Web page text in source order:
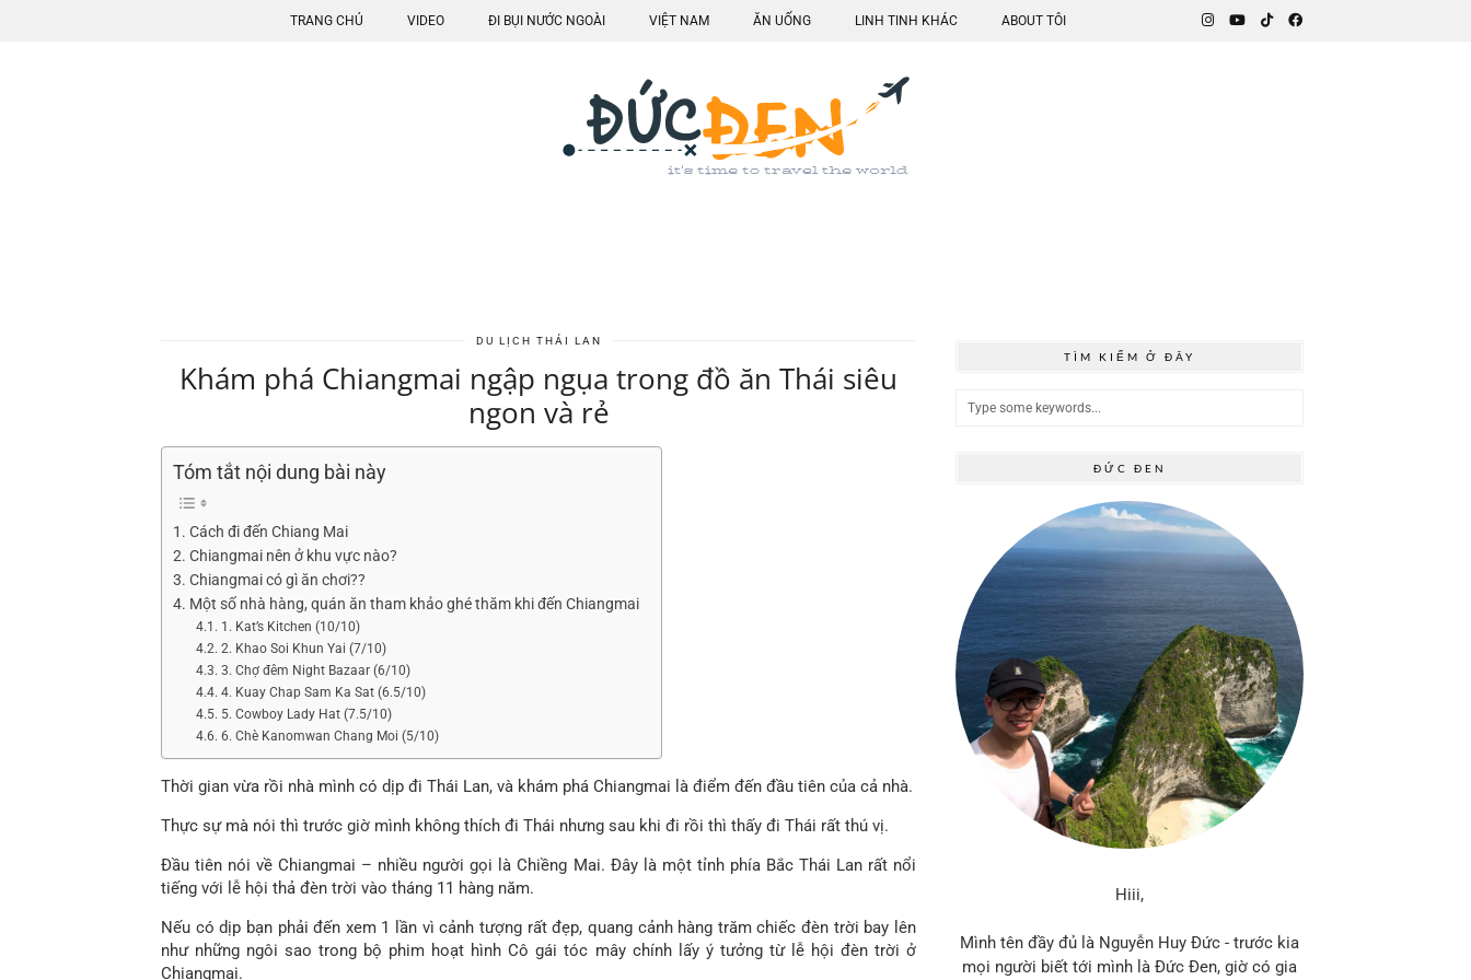
TRANG CHỦ VIDEO ĐI BỤI NƯỚC NGOÀI VIỆT NAM ĂN UỐNG LINH TINH KHÁC ABOUT TÔI
DU LỊCH THÁI LAN
Khám phá Chiangmai ngập ngụa trong đồ ăn Thái siêu
ngon và rẻ
Tóm tắt nội dung bài này
Cách đi đến Chiang Mai
Chiangmai nên ở khu vực nào?
Chiangmai có gì ăn chơi??
Một số nhà hàng, quán ăn tham khảo ghé thăm khi đến Chiangmai
1. Kat’s Kitchen (10/10)
2. Khao Soi Khun Yai (7/10)
3. Chợ đêm Night Bazaar (6/10)
4. Kuay Chap Sam Ka Sat (6.5/10)
5. Cowboy Lady Hat (7.5/10)
6. Chè Kanomwan Chang Moi (5/10)
Thời gian vừa rồi nhà mình có dịp đi Thái Lan, và khám phá Chiangmai là điểm đến đầu tiên của cả nhà.
Thực sự mà nói thì trước giờ mình không thích đi Thái nhưng sau khi đi rồi thì thấy đi Thái rất thú vị.
Đầu tiên nói về Chiangmai – nhiều người gọi là Chiềng Mai. Đây là một tỉnh phía Bắc Thái Lan rất nổi
tiếng với lễ hội thả đèn trời vào tháng 11 hàng năm.
Nếu có dịp bạn phải đến xem 1 lần vì cảnh tượng rất đẹp, quang cảnh hàng trăm chiếc đèn trời bay lên
như những ngôi sao trong bộ phim hoạt hình Cô gái tóc mây chính lấy ý tưởng từ lễ hội đèn trời ở
Chiangmai.
TÌM KIẾM Ở ĐÂY
ĐỨC ĐEN
Hiii,
Mình tên đầy đủ là Nguyễn Huy Đức - trước kia
mọi người biết tới mình là Đức Đen, giờ có gia